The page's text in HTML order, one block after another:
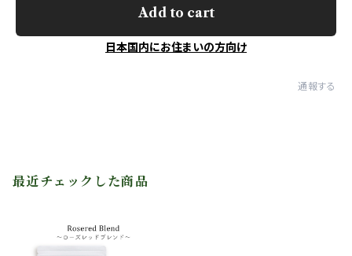
Add to cart
日本国内にお住まいの方向け
通報する
最近チェックした商品